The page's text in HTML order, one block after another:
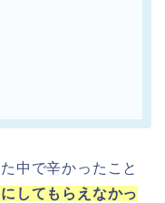
中で辛かったこと
してもらえなかっ